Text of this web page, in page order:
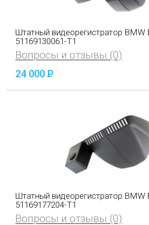
Штатный видеорегистратор BMW
51169130061-T1
Вопросы и отзывы (0)
24 000P
Штатный видеорегистратор BMW
51169177204-T1
Вопросы и отзывы (0)